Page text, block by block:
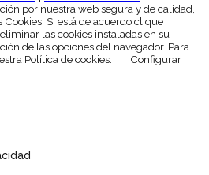
por nuestra web segura y de calidad,
Si está de acuerdo clique
las cookies instaladas en su
de las opciones del navegador. Para
Política de cookies.
Configurar